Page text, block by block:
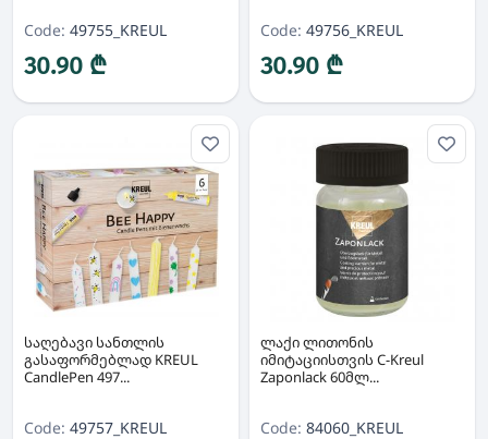
Code: 49755_KREUL
30.90 ₾
Code: 49756_KREUL
30.90 ₾
საღებავი სანთლის
გასაფორმებლად KREUL
CandlePen 497...
Code: 49757_KREUL
ლაქი ლითონის
იმიტაციისთვის C-Kreul
Zaponlack 60მლ...
Code: 84060_KREUL